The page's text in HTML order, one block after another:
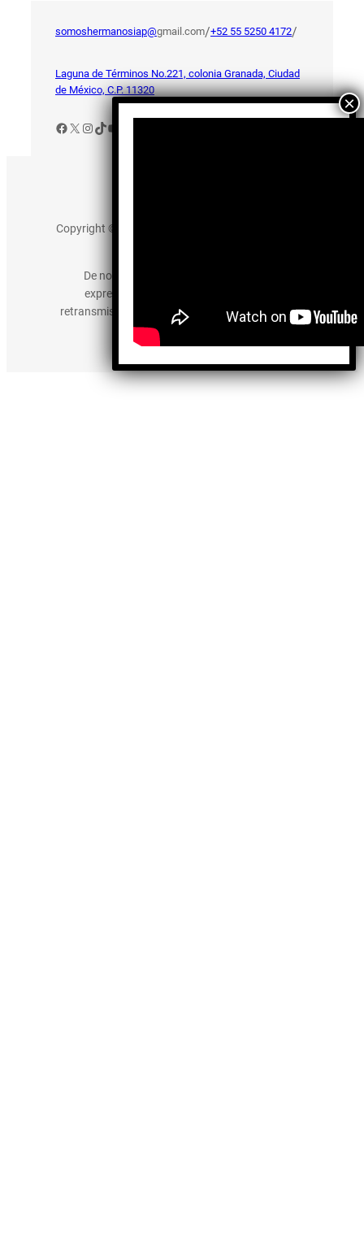
somoshermanosiap@gmail.com/+52 55 5250 4172/
Laguna de Términos No.221, colonia Granada, Ciudad
de México, C.P. 11320
Facebook
X Instagram
TikTok
YouTube
Copyright © 2025 somos-hermanos.mx. Todos los
De no existir previa autorización, queda
expresamente prohibida la publicación,
retransmisión, edición y cualquier otro uso de los
contenidos.